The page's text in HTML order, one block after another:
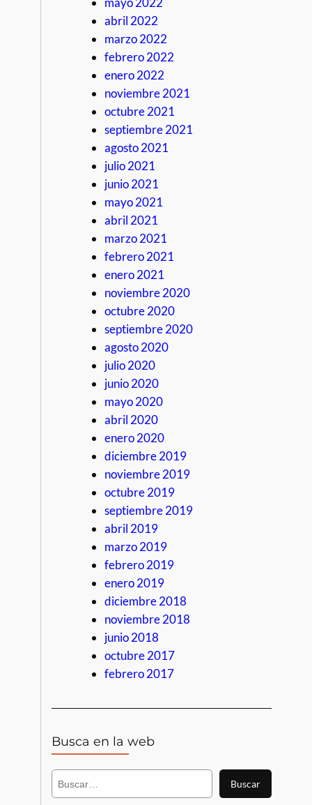
abril 2022
marzo 2022
febrero 2022
enero 2022
noviembre 2021
octubre 2021
septiembre 2021
agosto 2021
julio 2021
junio 2021
mayo 2021
abril 2021
marzo 2021
febrero 2021
enero 2021
noviembre 2020
octubre 2020
septiembre 2020
agosto 2020
julio 2020
junio 2020
mayo 2020
abril 2020
enero 2020
diciembre 2019
noviembre 2019
octubre 2019
septiembre 2019
abril 2019
marzo 2019
febrero 2019
enero 2019
diciembre 2018
noviembre 2018
junio 2018
octubre 2017
febrero 2017
Busca en la web
B
Buscar